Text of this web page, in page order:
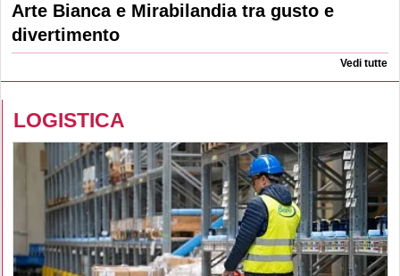
Arte Bianca e Mirabilandia tra gusto e
divertimento
Vedi tutte
LOGISTICA